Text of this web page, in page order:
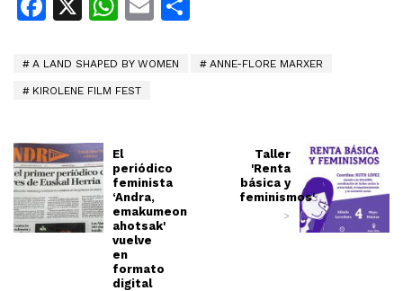
A LAND SHAPED BY WOMEN ANNE-FLORE MARXER
KIROLENE FILM FEST
El
periódico
feminista
‘Andra,
emakumeon
ahotsak'
vuelve
en
formato
digital
Taller
'Renta
básica y
feminismos'
>